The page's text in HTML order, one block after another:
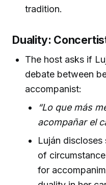
tradition.
Duality:
The host asks if
debate between
accompanist:
“Lo que más
acompañar el
Luján
of
for